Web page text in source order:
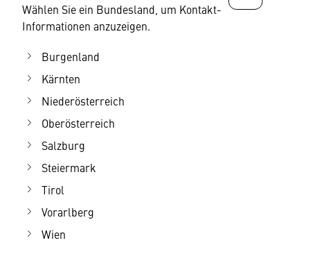
Wählen Sie ein Bundesland, um Kontakt-
Informationen anzuzeigen.
Burgenland
Kärnten
Niederösterreich
Oberösterreich
Salzburg
Steiermark
Tirol
Vorarlberg
Wien